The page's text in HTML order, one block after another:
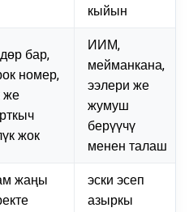
кыйын
бар,
номер,
же
жок
ИИМ,
мейманкана,
ээлери же
жумуш
берүүчү
менен талаш
жаңы
эски эсеп
азыркы